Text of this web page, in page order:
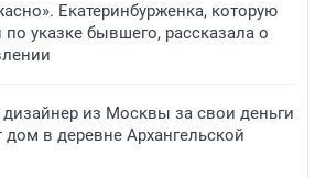
Екатеринбурженка, которую
указке бывшего, рассказала о
дизайнер из Москвы за свои деньги
дом в деревне Архангельской